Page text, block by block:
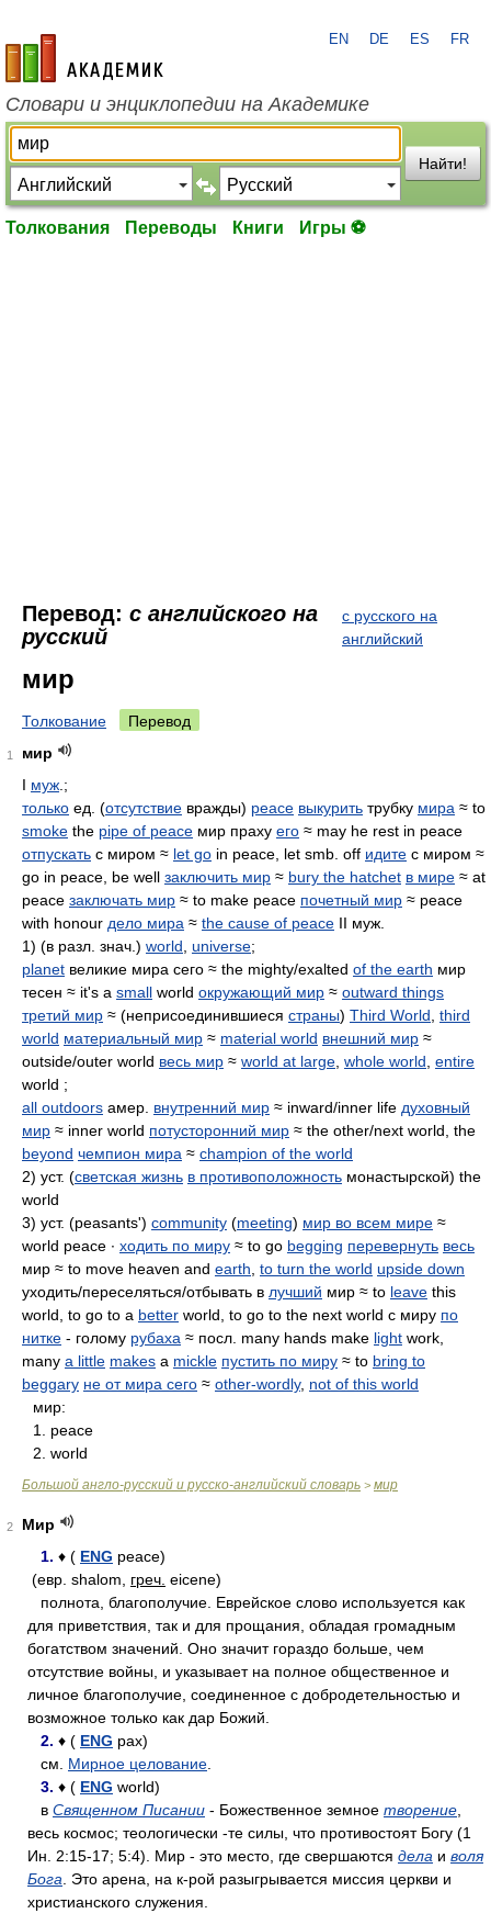
academic.ru
EN DE ES FR
Словари и энциклопедии на Академике
Найти!
Толкования Переводы Книги Игры ⚽
Перевод: с английского на
русский
с русского на
английский
мир
Толкование Перевод
1
мир
I муж .;
только ед. (отсутствие вражды) peace выкурить трубку мира ≈ to
smoke the pipe of peace мир праху его ≈ may he rest in peace
отпускать с миром ≈ let go in peace, let smb. off идите с миром ≈
go in peace, be well заключить мир ≈ bury the hatchet в мире ≈ at
peace заключать мир ≈ to make peace почетный мир ≈ peace
with honour дело мира ≈ the cause of peace II муж.
1) (в разл. знач.) world universe;
planet великие мира сего ≈ the mighty/exalted of the earth мир
тесен ≈ it's a small world окружающий мир ≈ outward things
третий мир ≈ (неприсоединившиеся страны) Third World third
world материальный мир ≈ material world внешний мир ≈
outside/outer world весь мир ≈ world at large whole world entire
world ;
all outdoors амер. внутренний мир ≈ inward/inner life духовный
мир ≈ inner world потусторонний мир ≈ the other/next world, the
beyond чемпион мира ≈ champion of the world
2) уст. (светская жизнь в противоположность монастырской) the
world
3) уст. (peasants') community (meeting) мир во всем мире ≈
world peace ∙ ходить по миру ≈ to go begging перевернуть весь
мир ≈ to move heaven and earth to turn the world upside down
уходить/переселяться/отбывать в лучший мир ≈ to leave this
world, to go to a better world, to go to the next world с миру по
нитке - голому рубаха ≈ посл. many hands make light work,
many a little makes a mickle пустить по миру ≈ to bring to
beggary не от мира сего ≈ other-wordly, not of this world
мир:
1. peace
2. world
Большой англо-русский и русско-английский словарь > мир
2
Мир
1. ♦ ( ENG peace)
(евр. shalom, греч. eicene)
полнота, благополучие. Еврейское слово используется как
для приветствия, так и для прощания, обладая громадным
богатством значений. Оно значит гораздо больше, чем
отсутствие войны, и указывает на полное общественное и
личное благополучие, соединенное с добродетельностью и
возможное только как дар Божий.
2. ♦ ( ENG pax)
см. Мирное целование
3. ♦ ( ENG world)
в Священном Писании - Божественное земное творение
весь космос; теологически -те силы, что противостоят Богу (1
Ин. 2:15-17; 5:4). Мир - это место, где свершаются дела и воля
Бога . Это арена, на к-рой разыгрывается миссия церкви и
христианского служения.